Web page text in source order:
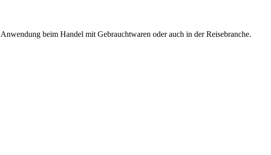
beim Handel mit Gebrauchtwaren oder auch in der Reisebranche.